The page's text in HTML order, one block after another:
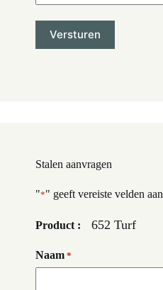
Stalen aanvragen
"*" geeft vereiste velden aan
Product : 652 Turf
Naam *